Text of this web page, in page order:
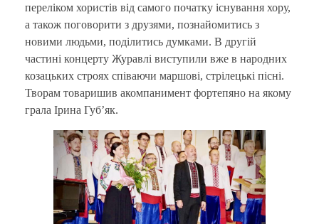
переліком хористів від самого початку існування хору,
а також поговорити з друзями, познайомитись з
новими людьми, поділитись думками. В другій
частині концерту Журавлі виступили вже в народних
козацьких строях співаючи маршові, стрілецькі пісні.
Творам товаришив акомпанимент фортепяно на якому
грала Ірина Губ’як.